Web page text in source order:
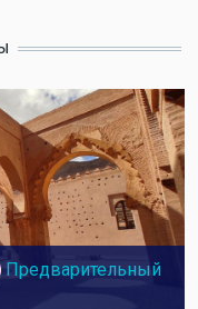
Предварительный